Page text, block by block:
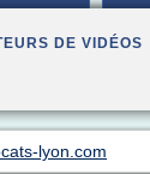
DE VIDÉOS
lyon.com